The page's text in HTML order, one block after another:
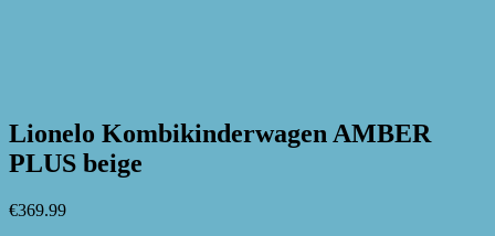
Lionelo Kombikinderwagen AMBER
PLUS beige
€369.99